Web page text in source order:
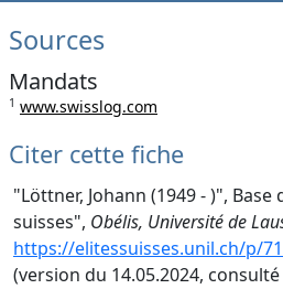
Sources
Mandats
1 www.swisslog.com
Citer cette fiche
"Löttner, Johann (1949 - )",
suisses", Obélis, Université de
https://elitessuisses.unil.ch/p/
(version du 14.05.2024, consulté